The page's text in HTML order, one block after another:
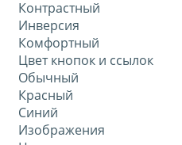
Контрастный
Инверсия
Комфортный
Цвет кнопок и ссылок
Обычный
Красный
Синий
Изображения